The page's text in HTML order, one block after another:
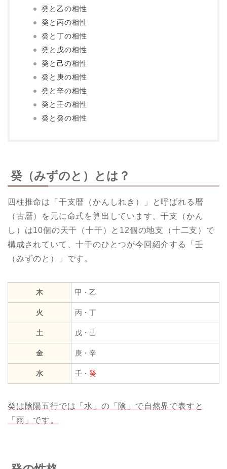
癸と乙の相性
癸と丙の相性
癸と丁の相性
癸と戊の相性
癸と己の相性
癸と庚の相性
癸と辛の相性
癸と壬の相性
癸と癸の相性
癸（みずのと）とは？
四柱推命は「干支暦（かんしれき）」と呼ばれる暦
（古暦）を元に命式を算出しています。干支（かん
し）は10個の天干（十干）と12個の地支（十二支）で
構成されていて、十干のひとつが今回紹介する「壬
（みずのと）」です。
木 甲・乙
火 丙・丁
土 戊・己
金 庚・辛
水 壬・ 癸
癸は陰陽五行では「水」の「陰」で自然界で表すと
「雨」です。